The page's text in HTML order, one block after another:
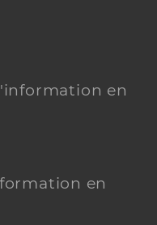
en
en